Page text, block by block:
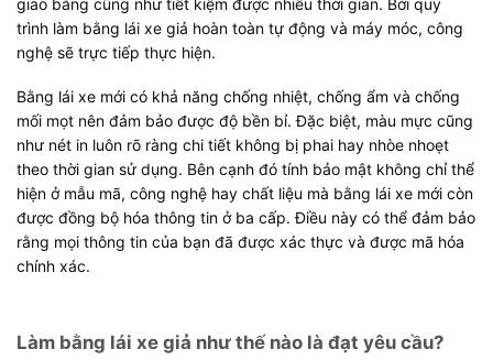
giao bằng cũng như tiết kiệm được nhiều thời gian. Bởi quy
trình làm bằng lái xe giả hoàn toàn tự động và máy móc, công
nghệ sẽ trực tiếp thực hiện.
Bằng lái xe mới có khả năng chống nhiệt, chống ẩm và chống
mối mọt nên đảm bảo được độ bền bỉ. Đặc biệt, màu mực cũng
như nét in luôn rõ ràng chi tiết không bị phai hay nhòe nhoẹt
theo thời gian sử dụng. Bên cạnh đó tính bảo mật không chỉ thể
hiện ở mẫu mã, công nghệ hay chất liệu mà bằng lái xe mới còn
được đồng bộ hóa thông tin ở ba cấp. Điều này có thể đảm bảo
rằng mọi thông tin của bạn đã được xác thực và được mã hóa
chính xác.
Làm bằng lái xe giả như thế nào là đạt yêu cầu?